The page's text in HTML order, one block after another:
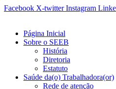
Ir
conteúdo
Facebook X-twitter Instagram
Página Inicial
Sobre o SEEB
História
Diretoria
Estatuto
Saúde da(o) Trabalhadora(or)
Rede de atenção